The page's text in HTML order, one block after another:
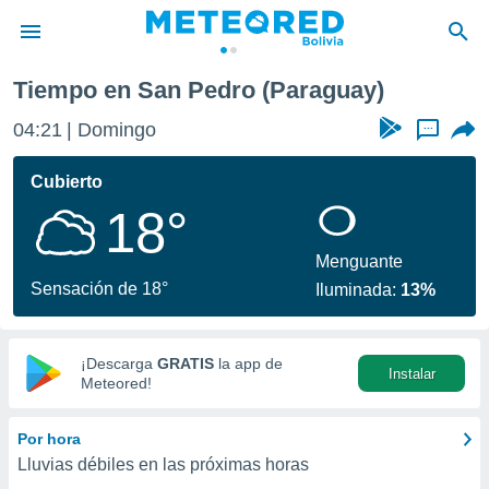
de
ha
que se
calidad.
a este
las
y
digital
basada
Tiempo en San Pedro (Paraguay)
04:21 Domingo ...
Cubierto
18°
Sensación de 18°
Menguante
Iluminada: 13%
¡Descarga GRATIS la app de
Meteored!
Instalar
Por hora
Lluvias débiles en las próximas horas